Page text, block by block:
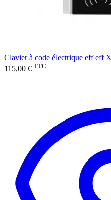
Clavier à code électrique eff eff
115,00 € TTC